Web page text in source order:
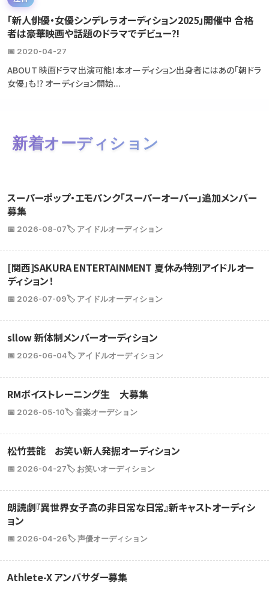
「新人俳優・女優シンデレラオーディション2025」開催中 合格
者は豪華映画や話題のドラマでデビュー?!
📅 2020-04-27
ABOUT 映画ドラマ出演可能！本オーディション出身者にはあの「朝ドラ
女優」も⁉ オーディション開始...
新着オーディション
スーパーポップ・エモパンク「スーパーオーバー」追加メンバー
募集
📅 2026-08-07🏷️ アイドルオーディション
[関西]SAKURA ENTERTAINMENT 夏休み特別アイドルオー
ディション！
📅 2026-07-09🏷️ アイドルオーディション
sllow 新体制メンバーオーディション
📅 2026-06-04🏷️ アイドルオーディション
RMボイストレーニング生 大募集
📅 2026-05-10🏷️ 音楽オーデション
松竹芸能 お笑い新人発掘オーディション
📅 2026-04-27🏷️ お笑いオーディション
朗読劇『異世界女子高の非日常な日常』新キャストオーディシ
ョン
📅 2026-04-26🏷️ 声優オーディション
Athlete-X アンバサダー募集